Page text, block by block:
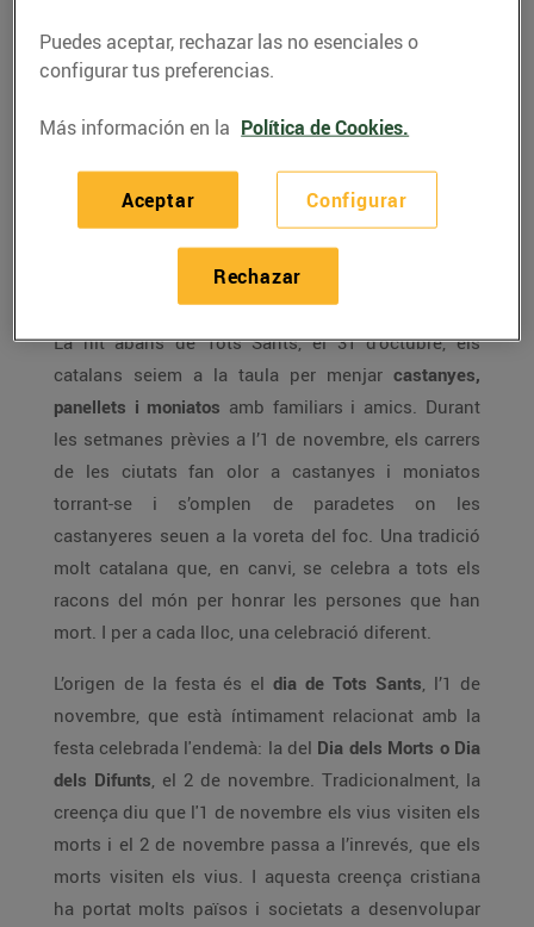
GASTRONOMÍA Y TRADICIONES
La castanyada, una
festa tradicional
La nit abans de Tots Sants, el 31 d’octubre, els
catalans seiem a la taula per menjar castanyes,
panellets i moniatos amb familiars i amics. Durant
les setmanes prèvies a l’1 de novembre, els carrers
de les ciutats fan olor a castanyes i moniatos
torrant-se i s’omplen de paradetes on les
castanyeres seuen a la voreta del foc. Una tradició
molt catalana que, en canvi, se celebra a tots els
racons del món per honrar les persones que han
mort. I per a cada lloc, una celebració diferent.
L’origen de la festa és el dia de Tots Sants, l’1 de
novembre, que està íntimament relacionat amb la
festa celebrada l'endemà: la del Dia dels Morts o Dia
dels Difunts, el 2 de novembre. Tradicionalment, la
creença diu que l'1 de novembre els vius visiten els
morts i el 2 de novembre passa a l’inrevés, que els
morts visiten els vius. I aquesta creença cristiana
ha portat molts països i societats a desenvolupar
Puedes aceptar, rechazar las no esenciales o
configurar tus preferencias.
Más información en la Política de Cookies.
Configurar
Rechazar
Aceptar